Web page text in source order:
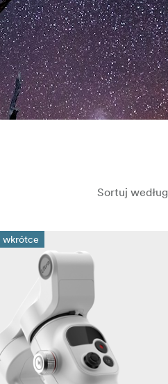
Sortuj według
wkrótce